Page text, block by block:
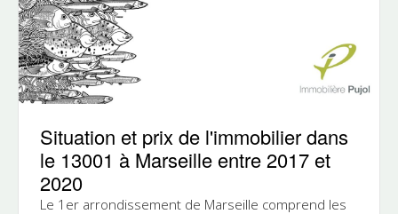
Situation et prix de l'immobilier dans
le 13001 à Marseille entre 2017 et
2020
Le 1er arrondissement de Marseille comprend les